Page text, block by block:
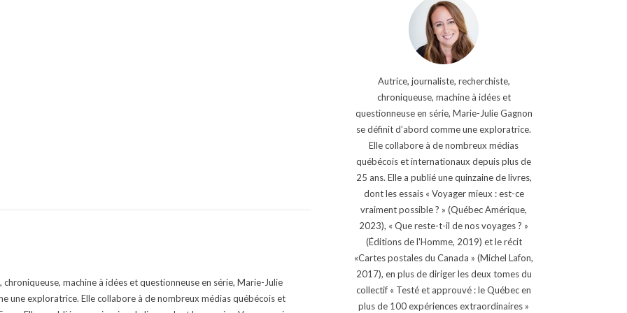
machine à idées et questionneuse en série, Marie-Julie
une exploratrice. Elle collabore à de nombreux médias québécois et
Autrice, journaliste, recherchiste,
chroniqueuse, machine à idées et
questionneuse en série, Marie-Julie Gagnon
se définit d’abord comme une exploratrice.
Elle collabore à de nombreux médias
québécois et internationaux depuis plus de
25 ans. Elle a publié une quinzaine de livres,
dont les essais « Voyager mieux : est-ce
vraiment possible ? » (Québec Amérique,
2023), « Que reste-t-il de nos voyages ? »
(Éditions de l'Homme, 2019) et le récit
«Cartes postales du Canada » (Michel Lafon,
2017), en plus de diriger les deux tomes du
collectif « Testé et approuvé : le Québec en
plus de 100 expériences extraordinaires »